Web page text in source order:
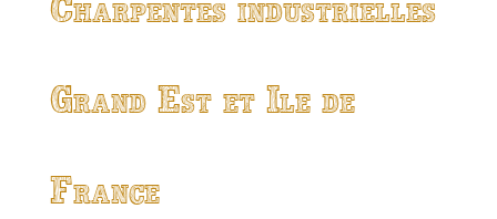
Charpentes industrielles
Grand Est et Ile de
France